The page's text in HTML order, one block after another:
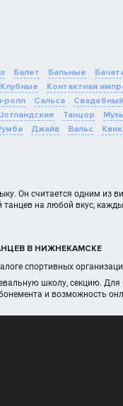
Балет Бальные
Клубные Контактная
ролл Сальса
Танцор
Джайв Вальс
Он считается одним из
на любой вкус,
В НИЖНЕКАМСКЕ
спортивных
школу, секцию.
и возможность